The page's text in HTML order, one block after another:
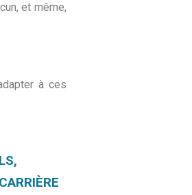
et même,
à ces